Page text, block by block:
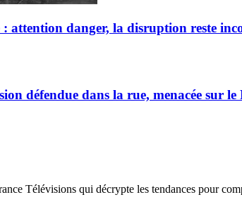
: attention danger, la disruption reste
défendue dans la rue, menacée sur le
Télévisions qui décrypte les tendances pour